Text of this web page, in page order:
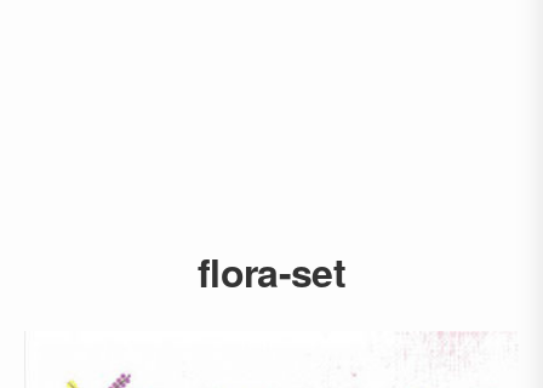
flora-set